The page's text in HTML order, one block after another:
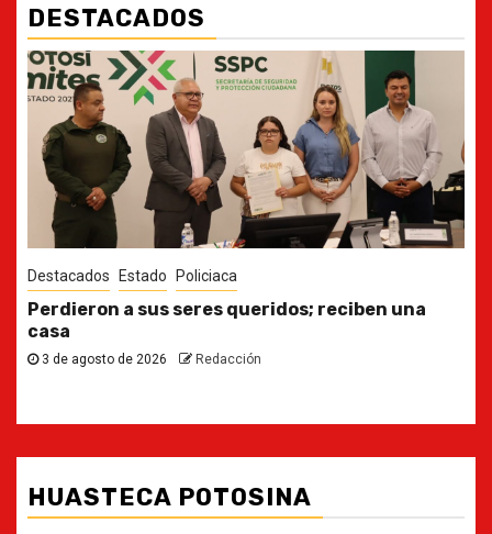
DESTACADOS
Destacados Estado
Ya casi, el quinto informe del Gobernador
30 de julio de 2026
HUASTECA POTOSINA